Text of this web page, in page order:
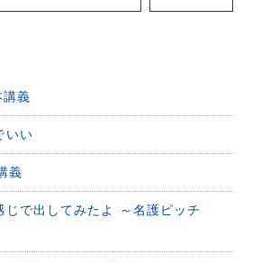
義
いい
義
で出してみたよ ～名護ピッチ